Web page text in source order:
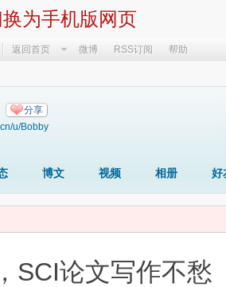
为手机版网页
返回首页 微博 RSS订阅 帮助
分享
u/Bobby
博文 视频 相册 好
SCI论文写作不愁